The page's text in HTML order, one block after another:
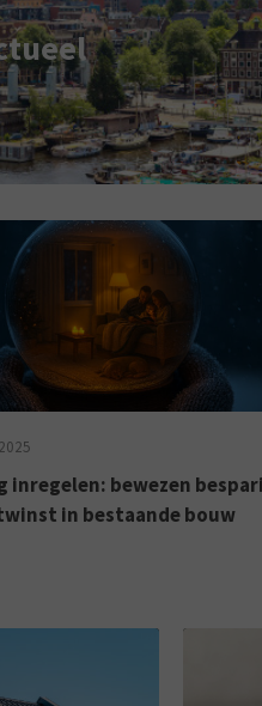
inregelen: bewezen
in bestaande bouw